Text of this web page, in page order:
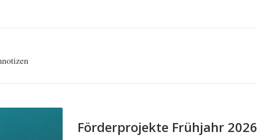
Förderprojekte Frühjahr 2026